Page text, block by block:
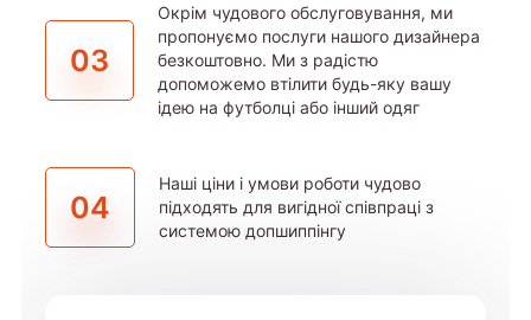
03
Окрім чудового обслуговування, ми
пропонуємо послуги нашого дизайнера
безкоштовно. Ми з радістю
допоможемо втілити будь-яку вашу
ідею на футболці або інший одяг
04
Наші ціни і умови роботи чудово
підходять для вигідної співпраці з
системою допшиппінгу